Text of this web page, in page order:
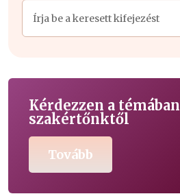
Kérdezzen a témában
szakértőnktől
Tovább